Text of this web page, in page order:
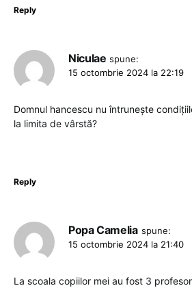
Reply
Niculae spune:
15 octombrie 2024 la 22:19
Domnul hancescu nu întrunește
la limita de vârstă?
Reply
Popa Camelia spune:
15 octombrie 2024 la 21:40
La scoala copiilor mei au fost 3